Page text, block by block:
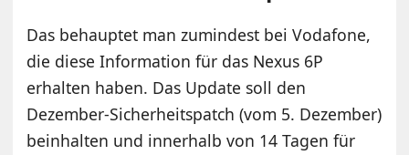
Das behauptet man zumindest bei Vodafone,
die diese Information für das Nexus 6P
erhalten haben. Das Update soll den
Dezember-Sicherheitspatch (vom 5. Dezember)
beinhalten und innerhalb von 14 Tagen für